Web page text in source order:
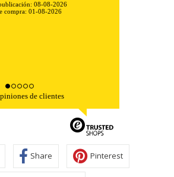
publicación: 08-08-2026
de clientes
Share Pinterest